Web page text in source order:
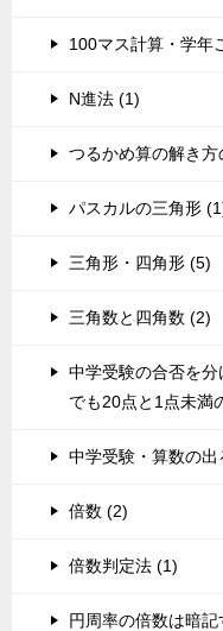
100マス計算・学年
N進法 (1)
つるかめ算の解き
パスカルの三角形
三角形・四角形 (5)
三角数と四角数 (2)
中学受験の合否を分
でも20点と1点未満
中学受験・算数の
倍数 (2)
倍数判定法 (1)
円周率の倍数は暗記